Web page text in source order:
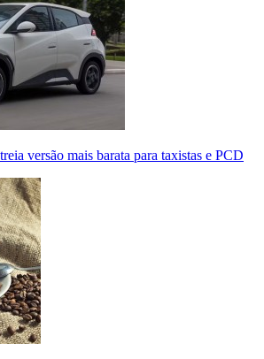
versão mais barata para taxistas e PCD